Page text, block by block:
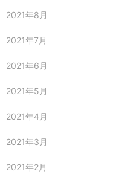
2021年8月
2021年7月
2021年6月
2021年5月
2021年4月
2021年3月
2021年2月